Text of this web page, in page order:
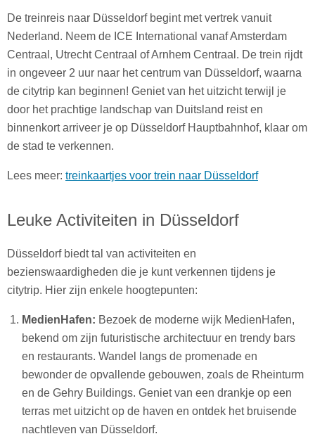
De treinreis naar Düsseldorf begint met vertrek vanuit
Nederland. Neem de ICE International vanaf Amsterdam
Centraal, Utrecht Centraal of Arnhem Centraal. De trein rijdt
in ongeveer 2 uur naar het centrum van Düsseldorf, waarna
de citytrip kan beginnen! Geniet van het uitzicht terwijl je
door het prachtige landschap van Duitsland reist en
binnenkort arriveer je op Düsseldorf Hauptbahnhof, klaar om
de stad te verkennen.
Lees meer: treinkaartjes voor trein naar Düsseldorf
Leuke Activiteiten in Düsseldorf
Düsseldorf biedt tal van activiteiten en
bezienswaardigheden die je kunt verkennen tijdens je
citytrip. Hier zijn enkele hoogtepunten:
MedienHafen: Bezoek de moderne wijk MedienHafen,
bekend om zijn futuristische architectuur en trendy bars
en restaurants. Wandel langs de promenade en
bewonder de opvallende gebouwen, zoals de Rheinturm
en de Gehry Buildings. Geniet van een drankje op een
terras met uitzicht op de haven en ontdek het bruisende
nachtleven van Düsseldorf.